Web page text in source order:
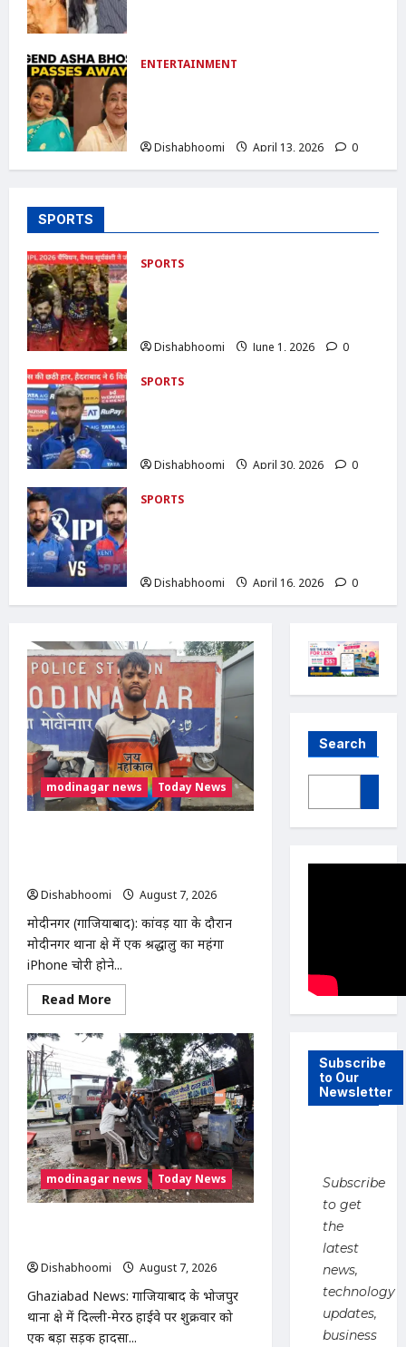
ENTERTAINMENT
Dishabhoomi
April 13, 2026 0
SPORTS
SPORTS
Dishabhoomi
June 1, 2026 0
SPORTS
Dishabhoomi
April 30, 2026 0
SPORTS
Dishabhoomi
April 16, 2026 0
modinagar news Today News
Dishabhoomi
August 7, 2026
मोदीनगर (गाजियाबाद): कांवड़ यात्रा के दौरान
मोदीनगर थाना क्षेत्र में एक श्रद्धालु का महंगा
iPhone चोरी होने...
Read More
more
Modinagar
:
मोदीनगर
कांवड़
शिविर
में
श्रद्धालु
का
महंगा
iPhone
चोरी,
CCTV
खंगाल
रही
modinagar news Today News
Dishabhoomi
August 7, 2026
Ghaziabad News: गाजियाबाद के भोजपुर
थाना क्षेत्र में दिल्ली-मेरठ हाईवे पर शुक्रवार को
एक बड़ा सड़क हादसा...
Search
Subscribe
to Our
Newsletter
Subscribe
to get
the
latest
news,
technology
updates,
business